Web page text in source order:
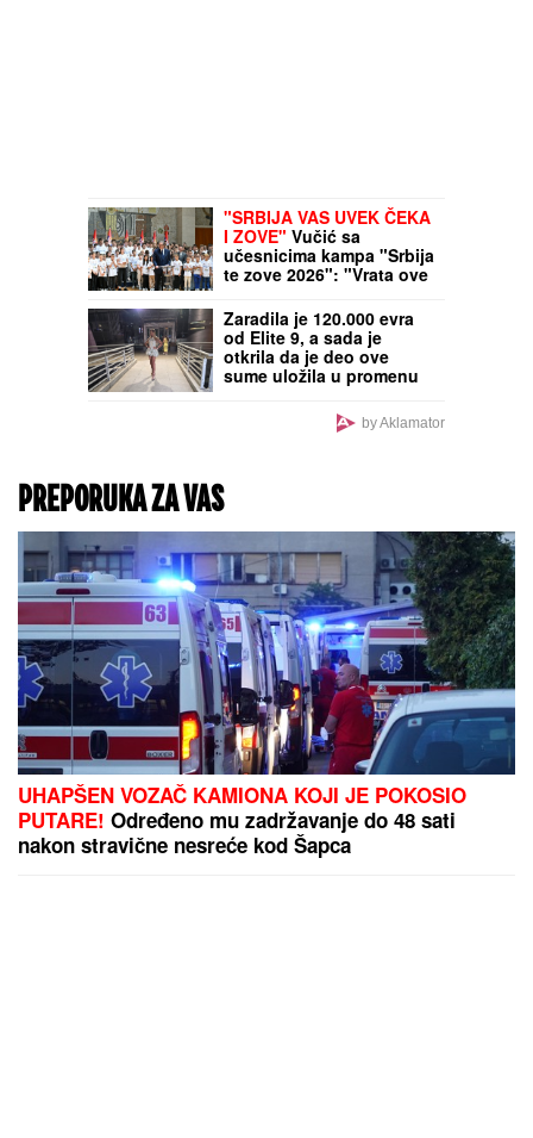
"SRBIJA VAS UVEK ČEKA
I ZOVE" Vučić sa
učesnicima kampa "Srbija
te zove 2026": "Vrata ove
otvorena" (VIDEO)
Zaradila je 120.000 evra
od Elite 9, a sada je
otkrila da je deo ove
sume uložila u promenu
by Aklamator
PREPORUKA ZA VAS
UHAPŠEN VOZAČ KAMIONA KOJI JE POKOSIO
PUTARE! Određeno mu zadržavanje do 48 sati
nakon stravične nesreće kod Šapca